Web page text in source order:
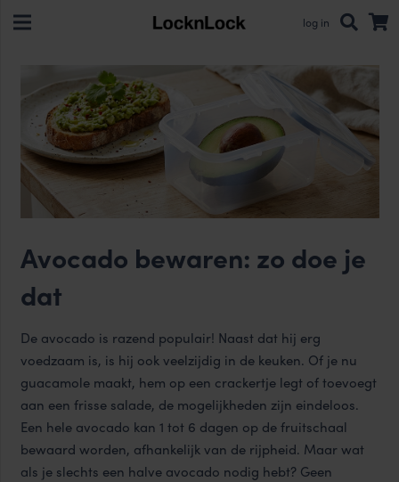
log in
Avocado bewaren: zo doe je
dat
De avocado is razend populair! Naast dat hij erg
voedzaam is, is hij ook veelzijdig in de keuken. Of je nu
guacamole maakt, hem op een crackertje legt of toevoegt
aan een frisse salade, de mogelijkheden zijn eindeloos.
Een hele avocado kan 1 tot 6 dagen op de fruitschaal
bewaard worden, afhankelijk van de rijpheid. Maar wat
als je slechts een halve avocado nodig hebt? Geen